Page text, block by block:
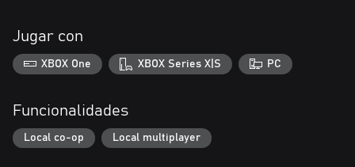
Jugar con
XBOX One XBOX Series X|S PC
Funcionalidades
Local co-op Local multiplayer